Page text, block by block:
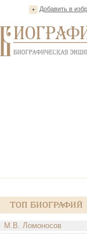
Добавить в
Топ Биографий
М.В. Ломоносов